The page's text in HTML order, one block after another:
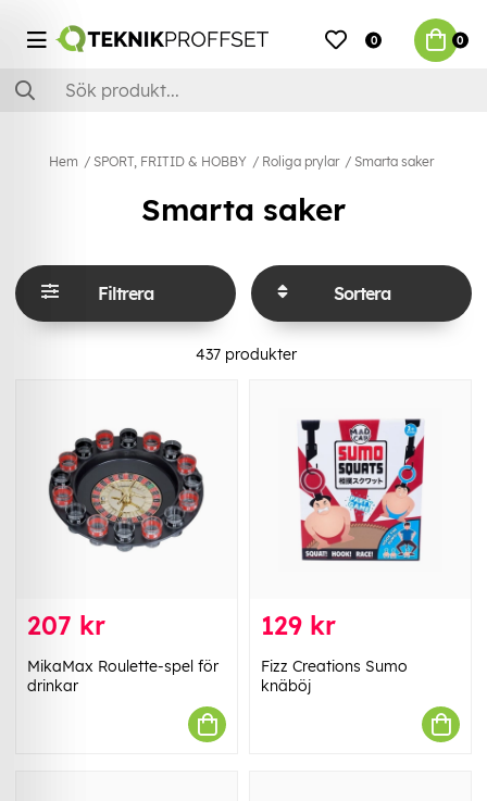
0 0
Hem SPORT, FRITID & HOBBY Roliga prylar Smarta saker
Smarta saker
Filtrera Sortera
437produkter
207 kr
MikaMax Roulette-spel för
drinkar
129 kr
Fizz Creations Sumo
knäböj